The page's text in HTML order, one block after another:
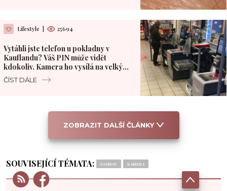
Lifestyle 25694
Vytáhli jste telefon u pokladny v
Kauflandu? Váš PIN může vidět
kdokoliv. Kamera ho vysílá na velký
monitor
ČÍST DÁLE
ZOBRAZIT DALŠÍ ČLÁNKY
SOUVISEJÍCÍ TÉMATA: DOMOV KAMERA